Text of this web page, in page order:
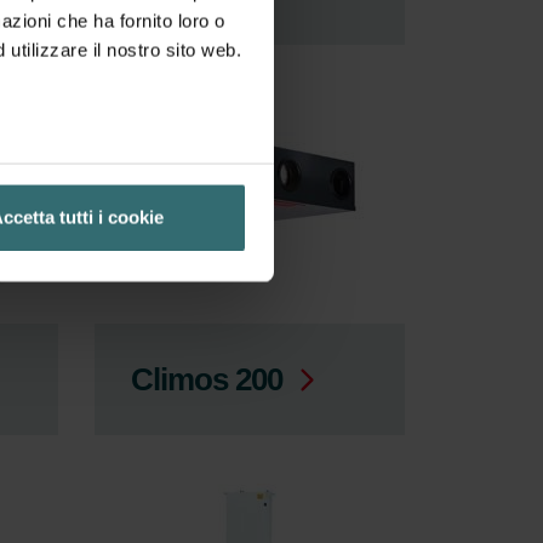
che ha fornito loro o
utilizzare il nostro sito web.
tutti i cookie
Climos 200